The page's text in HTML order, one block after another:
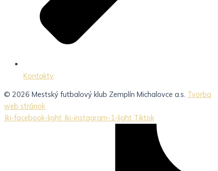
Kontakty
© 2026 Mestský futbalový klub Zemplín Michalovce a.s. Tvorba
web stránok
Jki-facebook-light Jki-instagram-1-light Tiktok